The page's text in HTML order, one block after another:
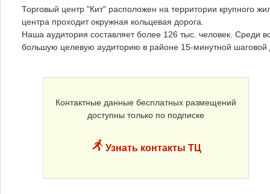
Торговый центр "Кит" расположен на территории крупного
центра проходит окружная кольцевая дорога.
Наша аудитория составляет более 126 тыс. человек. Среди
большую целевую аудиторию в районе 15-минутной шаговой
Контактные данные бесплатных размещений
доступны только по подписке
Узнать контакты ТЦ